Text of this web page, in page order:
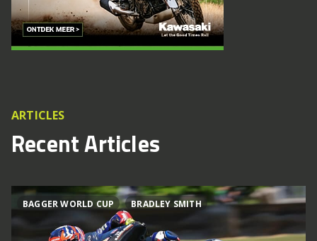
ARTICLES
Recent Articles
BAGGER WORLD CUP BRADLEY SMITH